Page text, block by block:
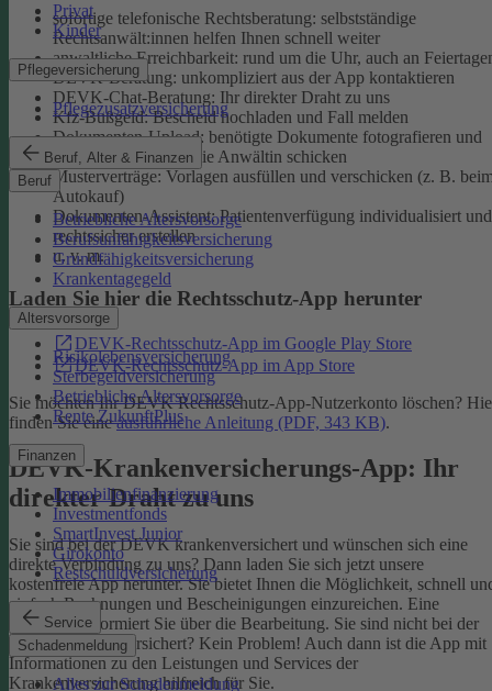
Privat
Kinder
Pflegeversicherung
Pflegezusatzversicherung
Beruf, Alter & Finanzen
Beruf
Betriebliche Altersvorsorge
Berufsunfähigkeitsversicherung
Grundfähigkeitsversicherung
Krankentagegeld
Altersvorsorge
Risikolebensversicherung
Sterbegeldversicherung
Betriebliche Altersvorsorge
Rente ZukunftPlus
Finanzen
Immobilienfinanzierung
Investmentfonds
SmartInvest Junior
Girokonto
Restschuldversicherung
Service
Schadenmeldung
Alles zur Schadenmeldung
sofortige telefonische Rechtsberatung: selbstständige
Rechtsanwält:innen helfen Ihnen schnell weiter
anwaltliche Erreichbarkeit: rund um die Uhr, auch an
DEVK-Beratung: unkompliziert aus der App kontaktieren
DEVK-Chat-Beratung: Ihr direkter Draht zu uns
Kfz-Bußgeld: Bescheid hochladen und Fall melden
Dokumenten-Upload: benötigte Dokumente fotografieren und
an den Anwalt oder die Anwältin schicken
Musterverträge: Vorlagen ausfüllen und verschicken (z. B.
Autokauf)
Dokumenten-Assistent: Patientenverfügung individualisiert und
rechtssicher erstellen
u. v. m.
Laden Sie hier die Rechtsschutz-App herunter
DEVK-Rechtsschutz-App im Google Play Store
DEVK-Rechtsschutz-App im App Store
Sie möchten Ihr DEVK Rechtsschutz-App-Nutzerkonto löschen?
finden Sie eineausführliche Anleitung (PDF, 343 KB).
DEVK-Krankenversicherungs-App: Ihr
direkter Draht zu uns
Sie sind bei der DEVK krankenversichert und wünschen sich eine
direkte Verbindung zu uns? Dann laden Sie sich jetzt unsere
kostenfreie App herunter. Sie bietet Ihnen die Möglichkeit, schnell
einfach Rechnungen und Bescheinigungen einzureichen. Eine
Nachricht informiert Sie über die Bearbeitung. Sie sind nicht bei der
DEVK krankenversichert? Kein Problem! Auch dann ist die App mit
Informationen zu den Leistungen und Services der
Krankenversicherung hilfreich für Sie.